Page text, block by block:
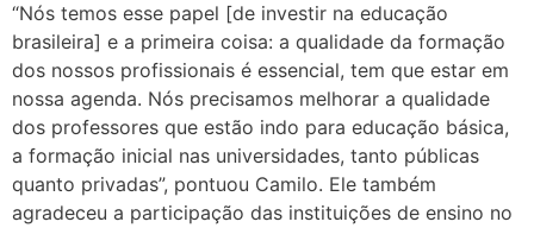
“Nós temos esse papel [de investir na educação
brasileira] e a primeira coisa: a qualidade da formação
dos nossos profissionais é essencial, tem que estar em
nossa agenda. Nós precisamos melhorar a qualidade
dos professores que estão indo para educação básica,
a formação inicial nas universidades, tanto públicas
quanto privadas”, pontuou Camilo. Ele também
agradeceu a participação das instituições de ensino no